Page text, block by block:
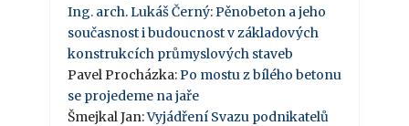
Ing. arch. Lukáš Černý: Pěnobeton a jeho
současnost i budoucnost v základových
konstrukcích průmyslových staveb
Pavel Procházka: Po mostu z bílého betonu
se projedeme na jaře
Šmejkal Jan:Vyjádření Svazu podnikatelů